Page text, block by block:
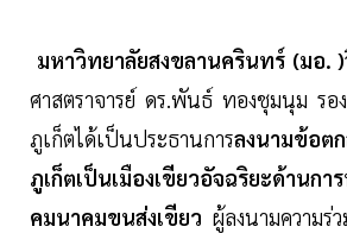
มหาวิทยาลัยสงขลานครินทร์ (มอ. )
ศาสตราจารย์ ดร.พันธ์ ทองชุมนุม รอ
ภูเก็ตได้เป็นประธานการลงนามข้อต
ภูเก็ตเป็นเมืองเขียวอัจฉริยะด้านกา
คมนาคมขนส่งเขียว ผู้ลงนามความ